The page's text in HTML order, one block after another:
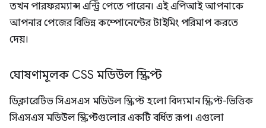
তখন পারফরম্যান্স এন্ট্রি পেতে পারেন। এই এপিআই আপনাকে
আপনার পেজের বিভিন্ন কম্পোনেন্টের টাইমিং পরিমাপ করতে
দেয়।
ঘোষণামূলক CSS মডিউল স্ক্রিপ্ট
ডিক্লারেটিভ সিএসএস মডিউল স্ক্রিপ্ট হলো বিদ্যমান স্ক্রিপ্ট-ভিত্তিক
সিএসএস মডিউল স্ক্রিপ্টগুলোর একটি বর্ধিত রূপ। এগুলো